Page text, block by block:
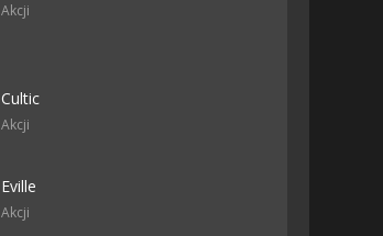
Akcji
Cultic
Akcji
Eville
Akcji